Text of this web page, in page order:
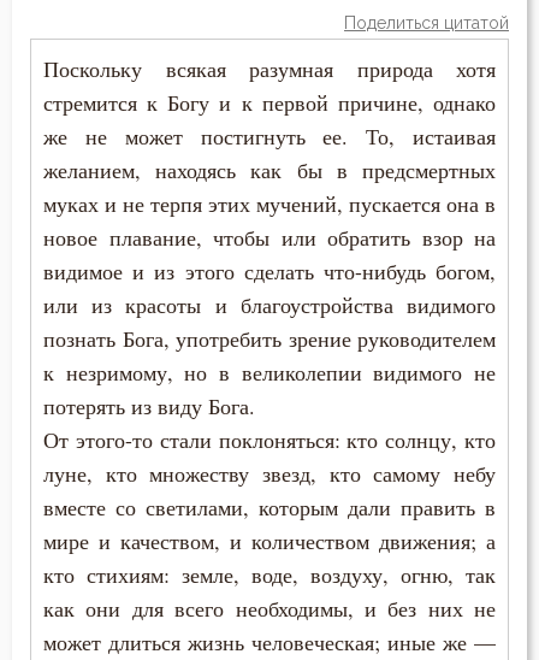
Гнев
Гнев Божий
Гордость
Гость
Грех
Девство
Дело
Дети
Добро
Поделиться цитатой
Поскольку всякая разумная природа хотя
стремится к Богу и к первой причине, однако
же не может постигнуть ее. То, истаивая
желанием, находясь как бы в предсмертных
муках и не терпя этих мучений, пускается она в
новое плавание, чтобы или обратить взор на
видимое и из этого сделать что-нибудь богом,
или из красоты и благоустройства видимого
познать Бога, употребить зрение руководителем
к незримому, но в великолепии видимого не
потерять из виду Бога.
От этого-то стали поклоняться: кто солнцу, кто
луне, кто множеству звезд, кто самому небу
вместе со светилами, которым дали править в
мире и качеством, и количеством движения; а
кто стихиям: земле, воде, воздуху, огню, так
как они для всего необходимы, и без них не
может длиться жизнь человеческая; иные же —